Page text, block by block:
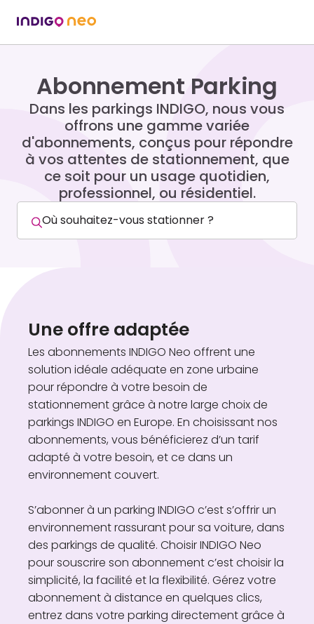
Abonnement Parking
Dans les parkings INDIGO, nous vous
offrons une gamme variée
d'abonnements, conçus pour répondre
à vos attentes de stationnement, que
ce soit pour un usage quotidien,
professionnel, ou résidentiel.
Une offre adaptée
Les abonnements INDIGO Neo offrent une
solution idéale adéquate en zone urbaine
pour répondre à votre besoin de
stationnement grâce à notre large choix de
parkings INDIGO en Europe. En choisissant nos
abonnements, vous bénéficierez d’un tarif
adapté à votre besoin, et ce dans un
environnement couvert.
S’abonner à un parking INDIGO c’est s’offrir un
environnement rassurant pour sa voiture, dans
des parkings de qualité. Choisir INDIGO Neo
pour souscrire son abonnement c’est choisir la
simplicité, la facilité et la flexibilité. Gérez votre
abonnement à distance en quelques clics,
entrez dans votre parking directement grâce à